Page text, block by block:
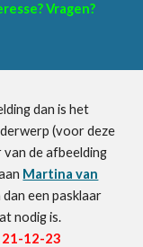
Vragen?
dan is het
(voor deze
van de afbeelding
Martina van
een pasklaar
nodig is.
1-12-23